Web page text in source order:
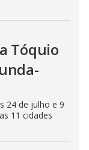
Tóquio
24 de julho e 9
11 cidades